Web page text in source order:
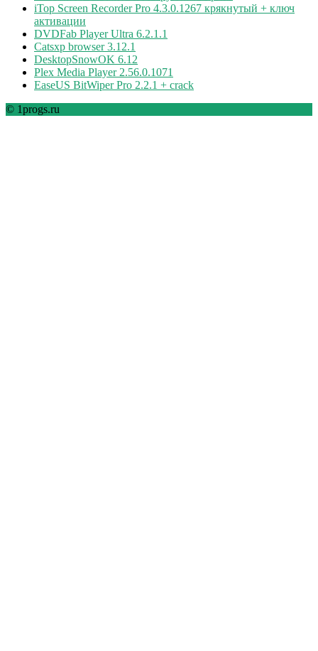
iTop Screen Recorder Pro 4.3.0.1267 крякнутый + ключ
активации
DVDFab Player Ultra 6.2.1.1
Catsxp browser 3.12.1
DesktopSnowOK 6.12
Plex Media Player 2.56.0.1071
EaseUS BitWiper Pro 2.2.1 + crack
© 1progs.ru